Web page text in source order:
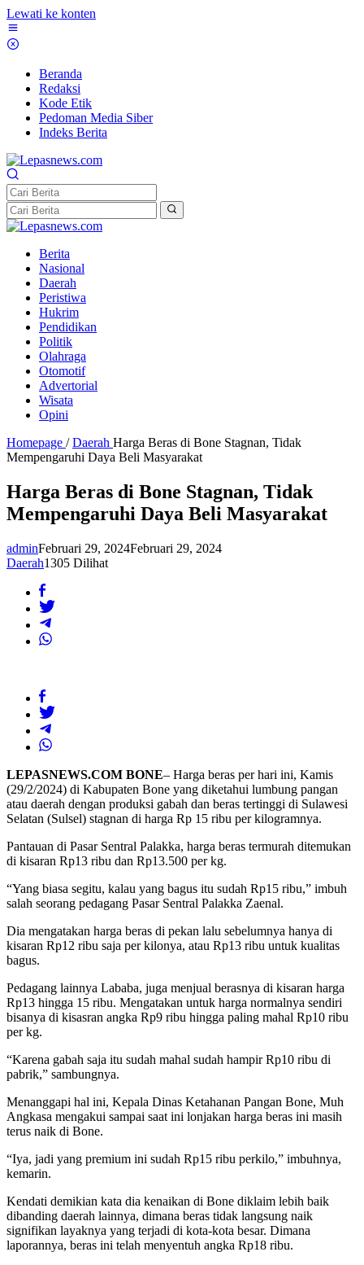
Lewati ke konten
Beranda
Redaksi
Kode Etik
Pedoman Media Siber
Indeks Berita
Berita
Nasional
Daerah
Peristiwa
Hukrim
Pendidikan
Politik
Olahraga
Otomotif
Advertorial
Wisata
Opini
Homepage / Daerah Harga Beras di Bone Stagnan, Tidak
Mempengaruhi Daya Beli Masyarakat
Harga Beras di Bone Stagnan, Tidak
Mempengaruhi Daya Beli Masyarakat
adminFebruari 29, 2024Februari 29, 2024
Daerah1305 Dilihat
LEPASNEWS.COM BONE– Harga beras per hari ini, Kamis
(29/2/2024) di Kabupaten Bone yang diketahui lumbung pangan
atau daerah dengan produksi gabah dan beras tertinggi di Sulawesi
Selatan (Sulsel) stagnan di harga Rp 15 ribu per kilogramnya.
Pantauan di Pasar Sentral Palakka, harga beras termurah ditemukan
di kisaran Rp13 ribu dan Rp13.500 per kg.
“Yang biasa segitu, kalau yang bagus itu sudah Rp15 ribu,” imbuh
salah seorang pedagang Pasar Sentral Palakka Zaenal.
Dia mengatakan harga beras di pekan lalu sebelumnya hanya di
kisaran Rp12 ribu saja per kilonya, atau Rp13 ribu untuk kualitas
bagus.
Pedagang lainnya Lababa, juga menjual berasnya di kisaran harga
Rp13 hingga 15 ribu. Mengatakan untuk harga normalnya sendiri
bisanya di kisasran angka Rp9 ribu hingga paling mahal Rp10 ribu
per kg.
“Karena gabah saja itu sudah mahal sudah hampir Rp10 ribu di
pabrik,” sambungnya.
Menanggapi hal ini, Kepala Dinas Ketahanan Pangan Bone, Muh
Angkasa mengakui sampai saat ini lonjakan harga beras ini masih
terus naik di Bone.
“Iya, jadi yang premium ini sudah Rp15 ribu perkilo,” imbuhnya,
kemarin.
Kendati demikian kata dia kenaikan di Bone diklaim lebih baik
dibanding daerah lainnya, dimana beras tidak langsung naik
signifikan layaknya yang terjadi di kota-kota besar. Dimana
laporannya, beras ini telah menyentuh angka Rp18 ribu.